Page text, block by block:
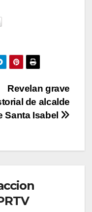
Revelan grave
de alcalde
Santa Isabel